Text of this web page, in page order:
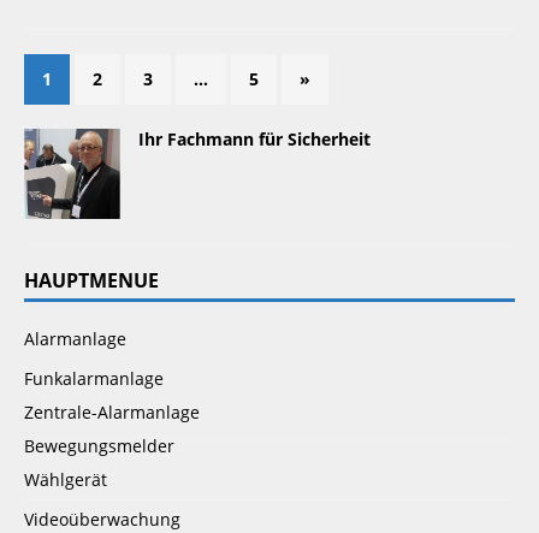
1 2 3 … 5 »
Ihr Fachmann für Sicherheit
HAUPTMENUE
Alarmanlage
Funkalarmanlage
Zentrale-Alarmanlage
Bewegungsmelder
Wählgerät
Videoüberwachung